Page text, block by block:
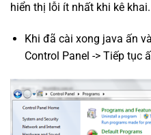
hiển thị lỗi ít nhất khi kê khai.
Khi đã cài xong java ấn
Control Panel -> Tiếp tục